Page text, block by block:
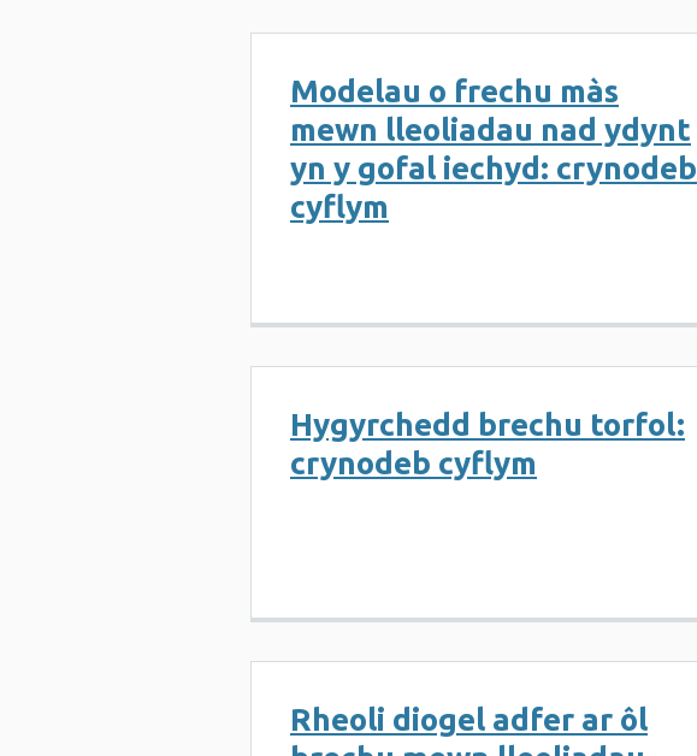
Modelau o frechu màs
mewn lleoliadau nad ydynt
yn y gofal iechyd: crynodeb
cyflym
Hygyrchedd brechu torfol:
crynodeb cyflym
Rheoli diogel adfer ar ôl